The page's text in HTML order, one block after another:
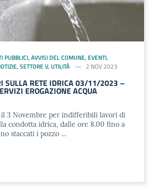
PUBBLICI, AVVISI DEL COMUNE, EVENTI,
, SETTORE V, UTILITÀ 2 NOV 2023
SULLA RETE IDRICA 03/11/2023 –
EROGAZIONE ACQUA
il 3 Novembre per indifferibili lavori di
condotta idrica, dalle ore 8.00 fino a
staccati i pozzo …